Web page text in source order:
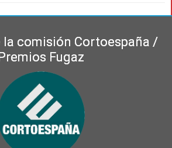
la comisión Cortoespaña /
Fugaz